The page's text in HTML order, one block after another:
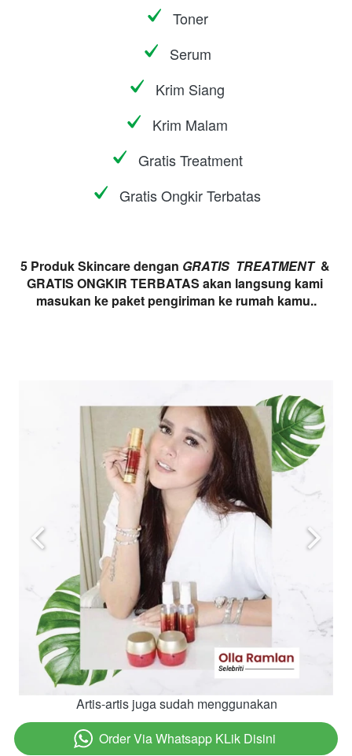
Toner
Serum
Krim Siang
Krim Malam
Gratis Treatment
Gratis Ongkir Terbatas
5 Produk Skincare dengan GRATIS  TREATMENT
  &
GRATIS ONGKIR TERBATAS akan langsung kami
masukan ke paket pengiriman ke rumah kamu..
Artis-artis juga sudah menggunakan
` Order Via Whatsapp KLik Disini